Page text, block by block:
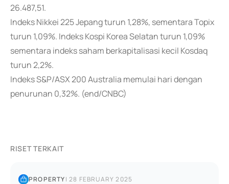
26.487,51.
Indeks Nikkei 225 Jepang turun 1,28%, sementara Topix
turun 1,09%. Indeks Kospi Korea Selatan turun 1,09%
sementara indeks saham berkapitalisasi kecil Kosdaq
turun 2,2%.
Indeks S&P/ASX 200 Australia memulai hari dengan
penurunan 0,32%. (end/CNBC)
RISET TERKAIT
PROPERTY|28 FEBRUARY 2025